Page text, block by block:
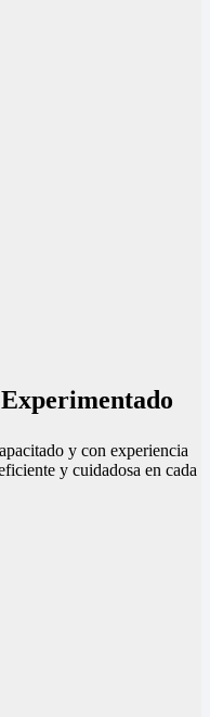
y con experiencia
y cuidadosa en cada